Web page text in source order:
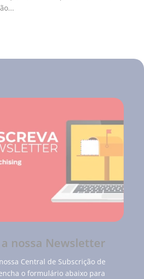
nossa Newsletter
Central de Subscrição de
o formulário abaixo para